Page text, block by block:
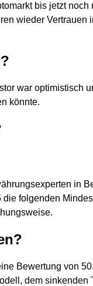
bis jetzt noch
wieder Vertrauen
war optimistisch
könnte.
in
folgenden
Bewertung von
dem sinkenden